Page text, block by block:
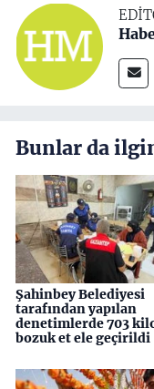
Bunlar da
Şahinbey Belediyesi
tarafından yapılan
denetimlerde 703
bozuk et ele geçirildi